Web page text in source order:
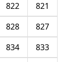
821
822
827
828
833
834